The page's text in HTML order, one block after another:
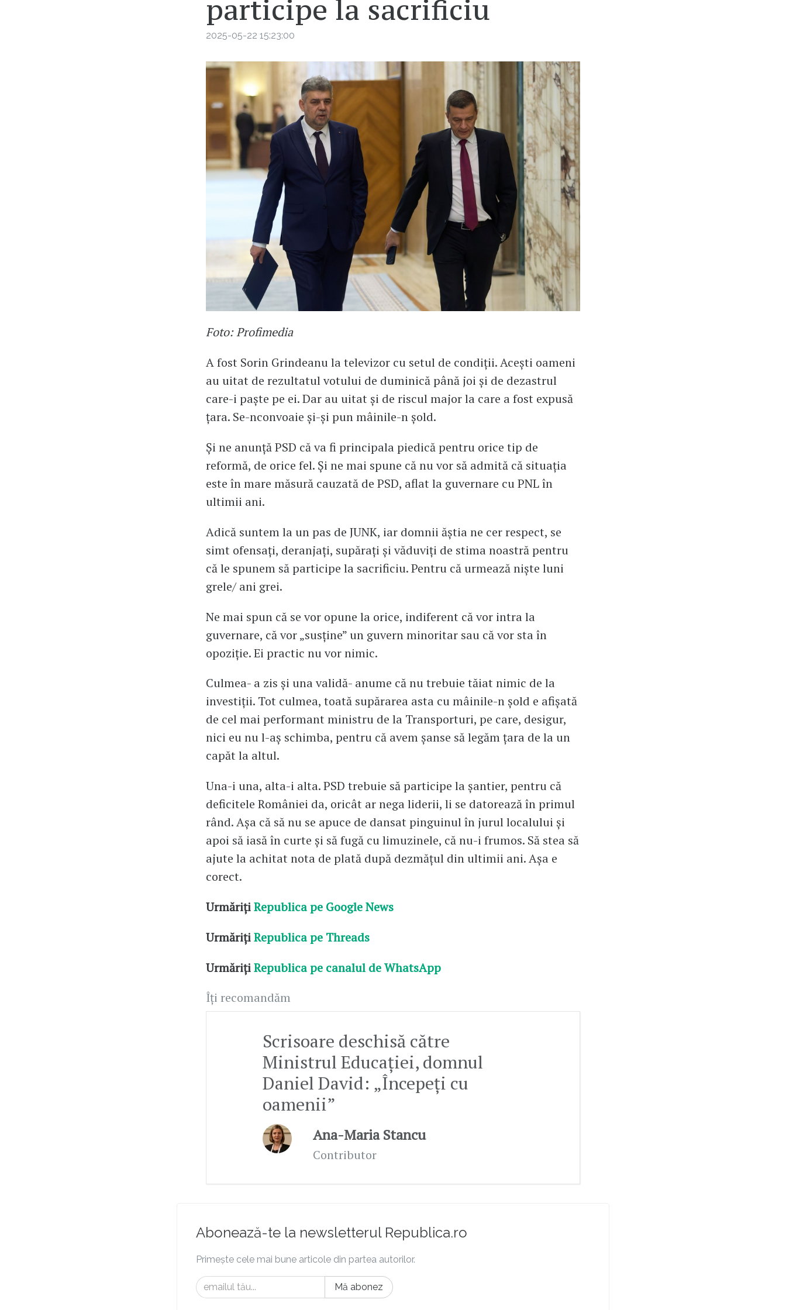
participe la sacrificiu
2025-05-22 15:23:00
Foto: Profimedia
A fost Sorin Grindeanu la televizor cu setul de condiții.Acești oameni
au uitat de rezultatul votului de duminică până joi și de dezastrul
care-i paște pe ei. Dar au uitat și de riscul major la care a fost expusă
țara. Se-nconvoaie și-și pun mâinile-n șold.
Și ne anunță PSD că va fi principala piedică pentru orice tip de
reformă, de orice fel. Și ne mai spune că nu vor să admită că situația
este în mare măsură cauzată de PSD, aflat la guvernare cu PNL în
ultimii ani.
Adică suntem la un pas de JUNK, iar domnii ăștia ne cer respect, se
simt ofensați, deranjați, supărați și văduviți de stima noastră pentru
că le spunem să participe la sacrificiu. Pentru că urmează niște luni
grele/ ani grei.
Ne mai spun că se vor opune la orice, indiferent că vor intra la
guvernare, că vor „susține” un guvern minoritar sau că vor sta în
opoziție. Ei practic nu vor nimic.
Culmea- a zis și una validă- anume că nu trebuie tăiat nimic de la
investiții. Tot culmea, toată supărarea asta cu mâinile-n șold e afișată
de cel mai performant ministru de la Transporturi, pe care, desigur,
nici eu nu l-aș schimba, pentru că avem șanse să legăm țara de la un
capăt la altul.
Una-i una, alta-i alta. PSD trebuie să participe la șantier, pentru că
deficitele României da, oricât ar nega liderii, li se datorează în primul
rând. Așa că să nu se apuce de dansat pinguinul în jurul localului și
apoi să iasă în curte și să fugă cu limuzinele, că nu-i frumos. Să stea să
ajute la achitat nota de plată după dezmățul din ultimii ani. Așa e
corect.
UrmărițiRepublica pe Google News
UrmărițiRepublica pe Threads
UrmărițiRepublica pe canalul de WhatsApp
Îți recomandăm
Scrisoare deschisă către
Ministrul Educației, domnul
Daniel David: „Începeți cu
oamenii”
Ana-Maria Stancu
Contributor
Abonează-te la newsletterul Republica.ro
Primește cele mai bune articole din partea autorilor.
Mă abonez